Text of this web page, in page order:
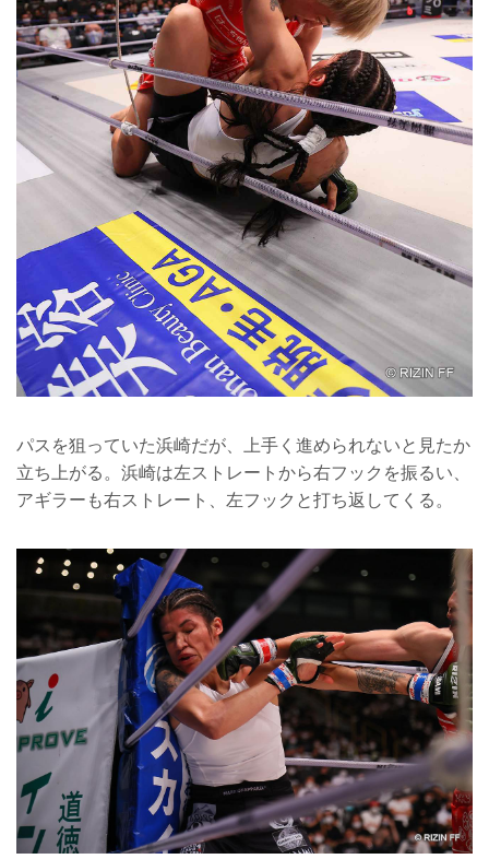
パスを狙っていた浜崎だが、上手く進められないと見たか
立ち上がる。浜崎は左ストレートから右フックを振るい、
アギラーも右ストレート、左フックと打ち返してくる。